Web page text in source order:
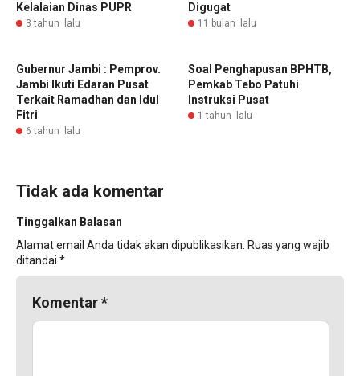
Kelalaian Dinas PUPR
3 tahun lalu
Digugat
11 bulan lalu
Gubernur Jambi : Pemprov.
Jambi Ikuti Edaran Pusat
Terkait Ramadhan dan Idul
Fitri
6 tahun lalu
Soal Penghapusan BPHTB,
Pemkab Tebo Patuhi
Instruksi Pusat
1 tahun lalu
Tidak ada komentar
Tinggalkan Balasan
Alamat email Anda tidak akan dipublikasikan. Ruas yang wajib
ditandai *
Komentar*